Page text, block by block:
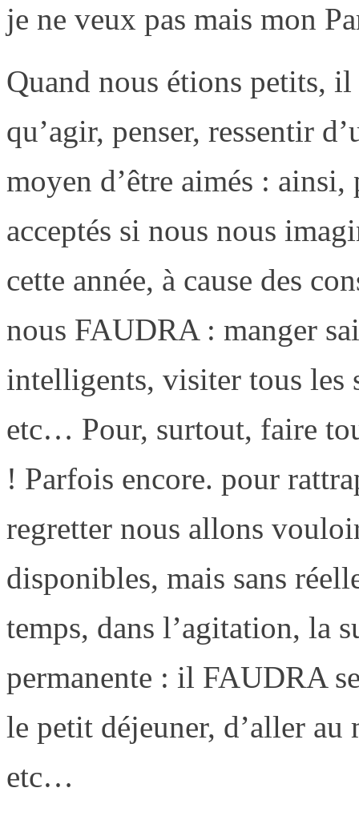
je ne veux pas mais mon
Quand nous étions petits,
qu’agir, penser, ressentir
moyen d’être aimés :
acceptés si nous nous
cette année, à cause des
nous FAUDRA : manger
intelligents, visiter tous les
etc… Pour, surtout, faire
! Parfois encore. pour
regretter nous allons
disponibles, mais sans
temps, dans l’agitation, la
permanente : il FAUDRA
le petit déjeuner, d’aller au
etc…